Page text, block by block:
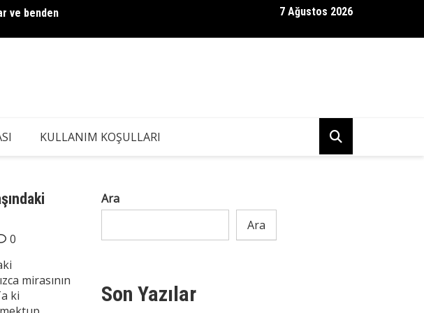
ve benden
Dul Babam Kendisinden 36 Yaş Küçük Bir Kadınla Evlendi —
7 Ağustos 2026
KULLANIM KOŞULLARI
0
mirasının
ki
Ara
Ara
Son Yazılar